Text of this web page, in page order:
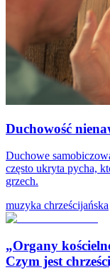
Duchowość
Duchowe
często ukryta pycha,
grzech.
muzyka chrześcijańska
„Organy
Czym jest